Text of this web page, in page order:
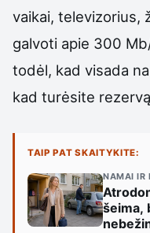
vaikai, televizorius,
galvoti apie 300
todėl, kad visada
kad turėsite
TAIP PAT SKAITYKITE:
NAMAI IR
šeima,